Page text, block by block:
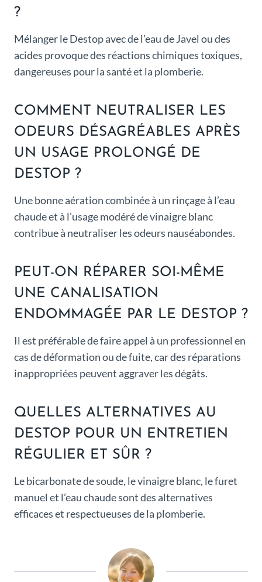
?
Mélanger le Destop avec de l’eau de Javel ou des
acides provoque des réactions chimiques toxiques,
dangereuses pour la santé et la plomberie.
COMMENT NEUTRALISER LES
ODEURS DÉSAGRÉABLES APRÈS
UN USAGE PROLONGÉ DE
DESTOP ?
Une bonne aération combinée à un rinçage à l’eau
chaude et à l’usage modéré de vinaigre blanc
contribue à neutraliser les odeurs nauséabondes.
PEUT-ON RÉPARER SOI-MÊME
UNE CANALISATION
ENDOMMAGÉE PAR LE DESTOP ?
Il est préférable de faire appel à un professionnel en
cas de déformation ou de fuite, car des réparations
inappropriées peuvent aggraver les dégâts.
QUELLES ALTERNATIVES AU
DESTOP POUR UN ENTRETIEN
RÉGULIER ET SÛR ?
Le bicarbonate de soude, le vinaigre blanc, le furet
manuel et l’eau chaude sont des alternatives
efficaces et respectueuses de la plomberie.